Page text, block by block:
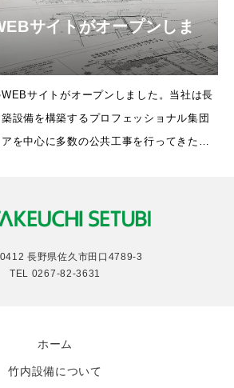
サイトがオープンしま
サイトがオープンしました。当社は長
設備を構築するプロフェッショナル集団
を中心に多数の公共工事を行ってきた実
長野県佐久市田口4789-3
TEL 0267-82-3631
ホーム
竹内設備について